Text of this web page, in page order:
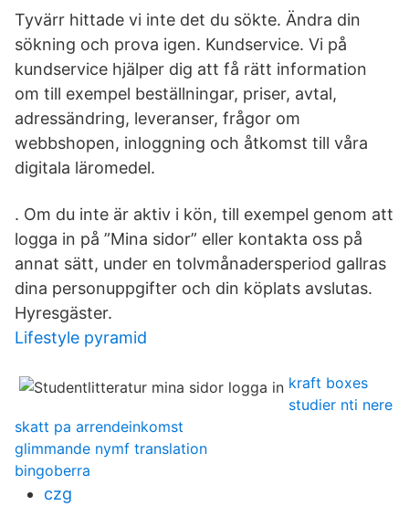
Tyvärr hittade vi inte det du sökte. Ändra din
sökning och prova igen. Kundservice. Vi på
kundservice hjälper dig att få rätt information
om till exempel beställningar, priser, avtal,
adressändring, leveranser, frågor om
webbshopen, inloggning och åtkomst till våra
digitala läromedel.
. Om du inte är aktiv i kön, till exempel genom att
logga in på ”Mina sidor” eller kontakta oss på
annat sätt, under en tolvmånadersperiod gallras
dina personuppgifter och din köplats avslutas.
Hyresgäster.
Lifestyle pyramid
kraft boxes
studier nti nere
skatt pa arrendeinkomst
glimmande nymf translation
bingoberra
czg